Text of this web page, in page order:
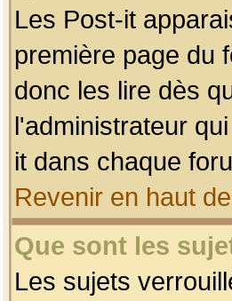
Les Post-it
première page du
donc les lire dès
l'administrateur
it dans chaque
Revenir en haut
Que sont les
Les sujets